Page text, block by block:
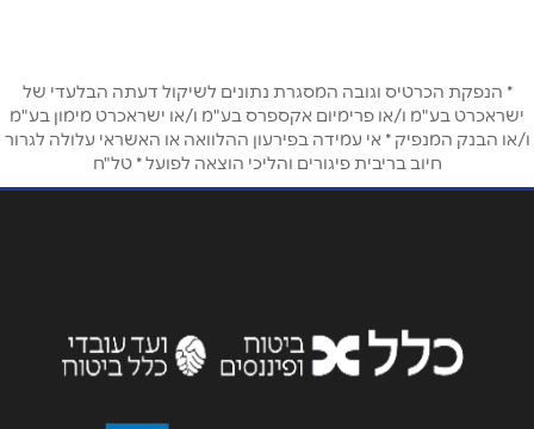
טלפון*
הודעה
* הנפקת הכרטיס וגובה המסגרת נתונים לשיקול דעתה הבלעדי של
ישראכרט בע"מ ו/או פרימיום אקספרס בע"מ ו/או ישראכרט מימון בע"מ
ו/או הבנק המנפיק * אי עמידה בפירעון ההלוואה או האשראי עלולה לגרור
חיוב בריבית פיגורים והליכי הוצאה לפועל * טל"ח